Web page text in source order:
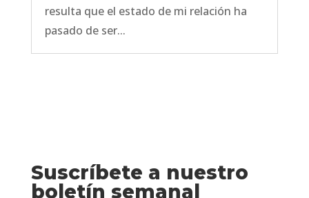
resulta que el estado de mi relación ha
pasado de ser...
Suscríbete a nuestro
boletín semanal